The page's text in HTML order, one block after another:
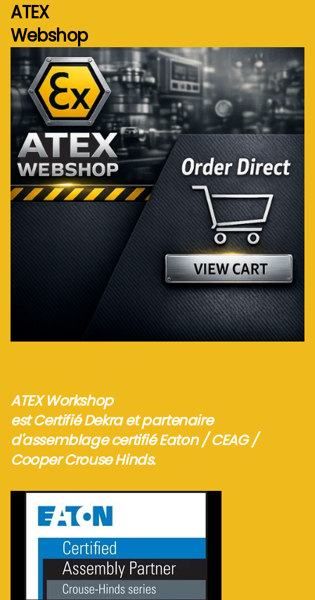
ATEX
Webshop
Voir plus...
ATEX Workshop
est Certifié Dekra et partenaire
d'assemblage certifié Eaton / CEAG /
Cooper Crouse Hinds.